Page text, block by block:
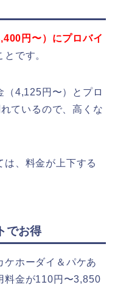
円〜）にプロバイ
とです。
（4,125円〜）とプロ
ているので、高くな
、料金が上下する
でお得
ケホーダイ＆パケあ
料金が110円〜3,850